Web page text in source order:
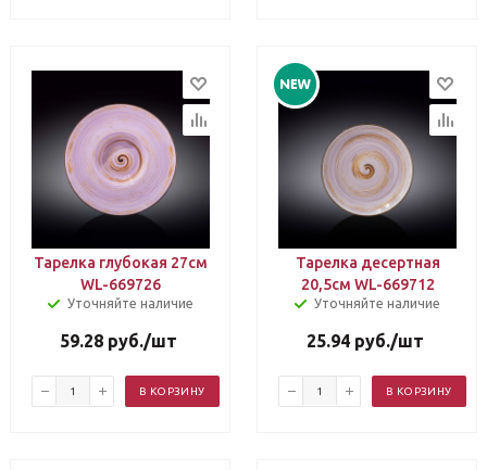
Тарелка глубокая 27см
WL-669726
Уточняйте наличие
59.28 руб./шт
В КОРЗИНУ
Тарелка десертная
20,5см WL-669712
Уточняйте наличие
25.94 руб./шт
В КОРЗИНУ